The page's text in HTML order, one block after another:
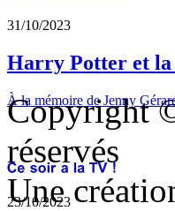
31/10/2023
Harry Potter et la
À la mémoire de Jenny
23/10/2023
Copyright
réservés
Une